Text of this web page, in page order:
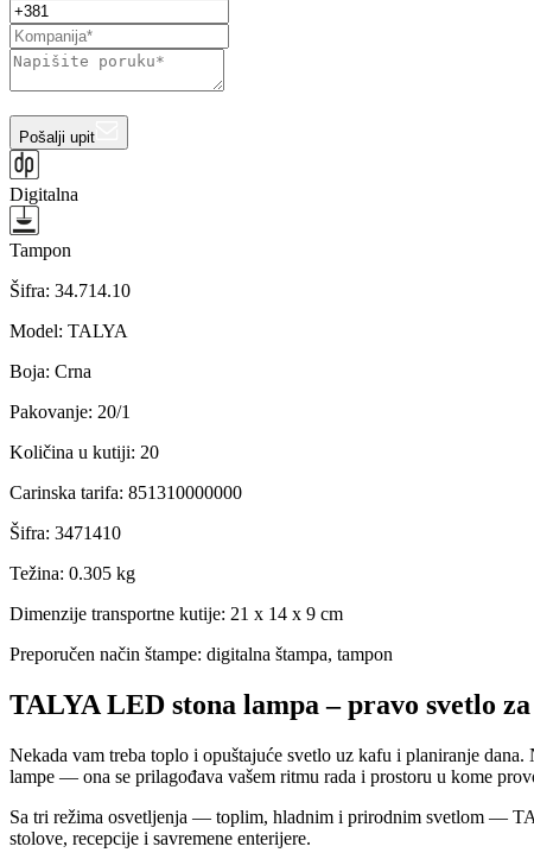
Pošalji upit
Digitalna
Tampon
Šifra: 34.714.10
Model: TALYA
Boja: Crna
Pakovanje: 20/1
Količina u kutiji: 20
Carinska tarifa: 851310000000
Šifra: 3471410
Težina: 0.305 kg
Dimenzije transportne kutije: 21 x 14 x 9 cm
Preporučen način štampe: digitalna štampa, tampon
TALYA LED stona lampa – pravo svetlo
Nekada vam treba toplo i opuštajuće svetlo uz kafu i planiranje
lampe — ona se prilagođava vašem ritmu rada i prostoru u kome
Sa tri režima osvetljenja — toplim, hladnim i prirodnim svetlom —
stolove, recepcije i savremene enterijere.